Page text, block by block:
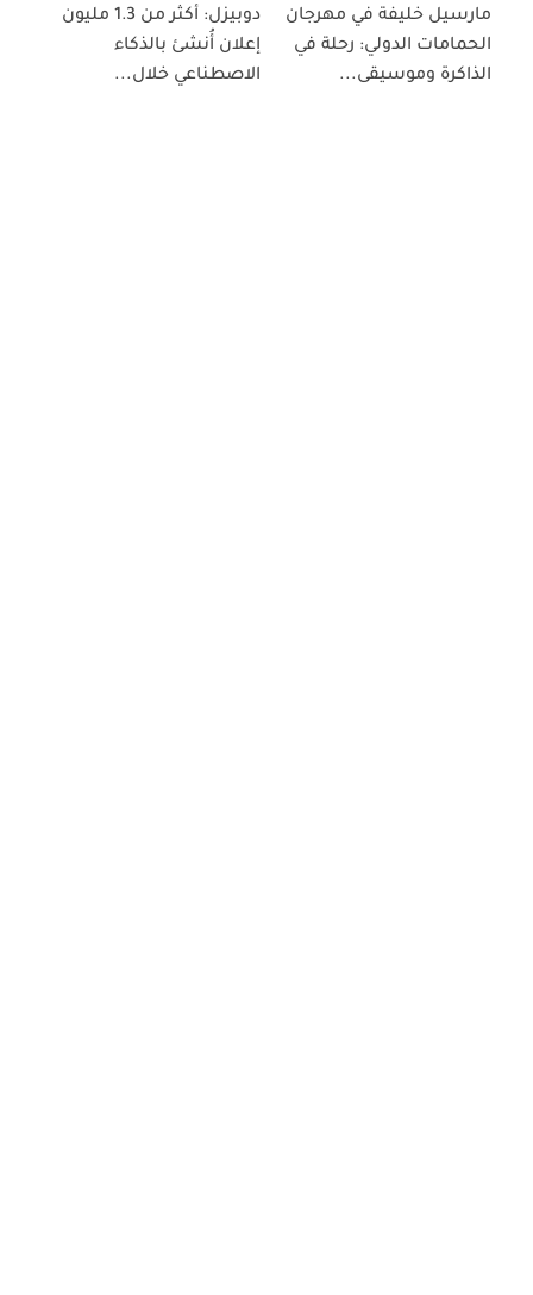
مارسيل خليفة في مهرجان
الحمامات الدولي: رحلة في
الذاكرة وموسيقى...
دوبيزل: أكثر من 1.3 مليون
إعلان أُنشئ بالذكاء
الاصطناعي خلال...